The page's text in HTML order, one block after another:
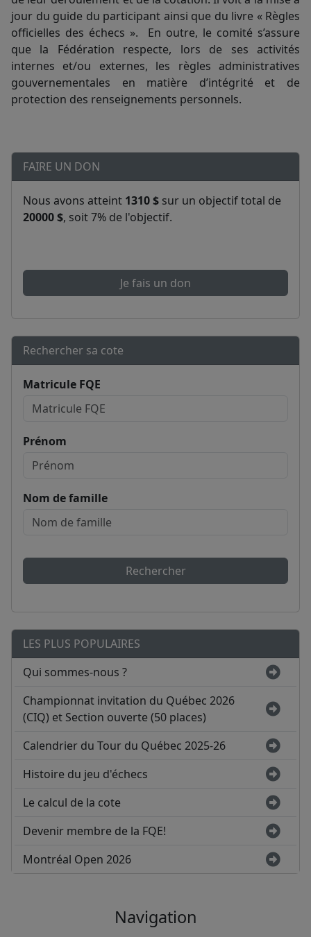
jour du guide du participant ainsi que du livre « Règles
officielles des échecs ». En outre, le comité s’assure
que la Fédération respecte, lors de ses activités
internes et/ou externes, les règles administratives
gouvernementales en matière d’intégrité et de
protection des renseignements personnels.
FAIRE UN DON
Nous avons atteint 1310 $ sur un objectif total de
20000 $, soit 7% de l'objectif.
Je fais un don
Rechercher sa cote
Matricule FQE
Prénom
Nom de famille
Rechercher
LES PLUS POPULAIRES
Qui sommes-nous ?
Championnat invitation du Québec 2026
(CIQ) et Section ouverte (50 places)
Calendrier du Tour du Québec 2025-26
Histoire du jeu d'échecs
Le calcul de la cote
Devenir membre de la FQE!
Montréal Open 2026
Navigation